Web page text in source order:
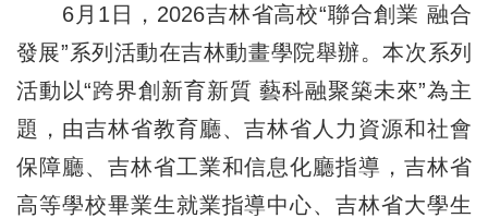
6月1日，2026吉林省高校“聯合創業 融合
發展”系列活動在吉林動畫學院舉辦。本次系列
活動以“跨界創新育新質 藝科融聚築未來”為主
題，由吉林省教育廳、吉林省人力資源和社會
保障廳、吉林省工業和信息化廳指導，吉林省
高等學校畢業生就業指導中心、吉林省大學生